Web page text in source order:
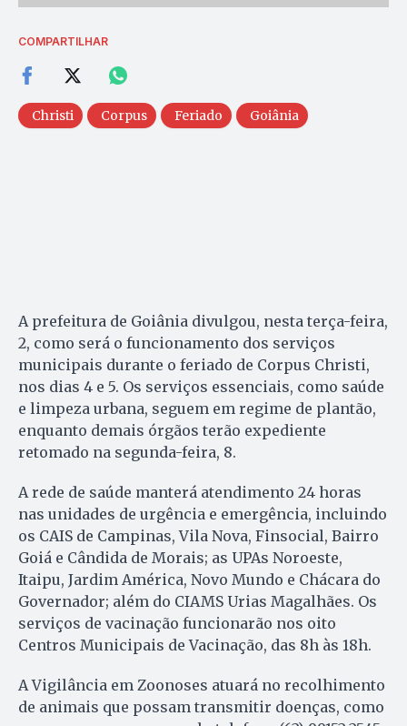
COMPARTILHAR
Christi Corpus Feriado Goiânia
A prefeitura de Goiânia divulgou, nesta terça-feira,
2, como será o funcionamento dos serviços
municipais durante o feriado de Corpus Christi,
nos dias 4 e 5. Os serviços essenciais, como saúde
e limpeza urbana, seguem em regime de plantão,
enquanto demais órgãos terão expediente
retomado na segunda-feira, 8.
A rede de saúde manterá atendimento 24 horas
nas unidades de urgência e emergência, incluindo
os CAIS de Campinas, Vila Nova, Finsocial, Bairro
Goiá e Cândida de Morais; as UPAs Noroeste,
Itaipu, Jardim América, Novo Mundo e Chácara do
Governador; além do CIAMS Urias Magalhães. Os
serviços de vacinação funcionarão nos oito
Centros Municipais de Vacinação, das 8h às 18h.
A Vigilância em Zoonoses atuará no recolhimento
de animais que possam transmitir doenças, como